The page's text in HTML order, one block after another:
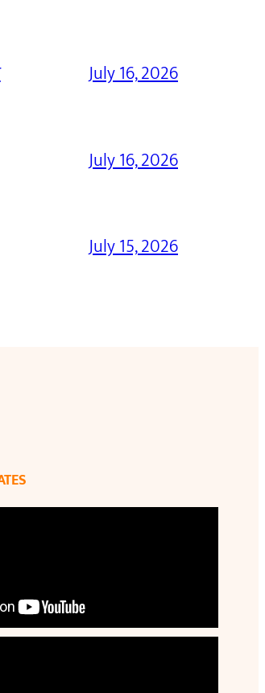
July 16, 2026
July 16, 2026
July 15, 2026